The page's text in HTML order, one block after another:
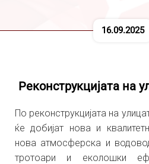
16.09.2025
Реконструкцијата на
По реконструкцијата на
ќе добијат нова и
нова атмосферска и
тротоари и еколошки